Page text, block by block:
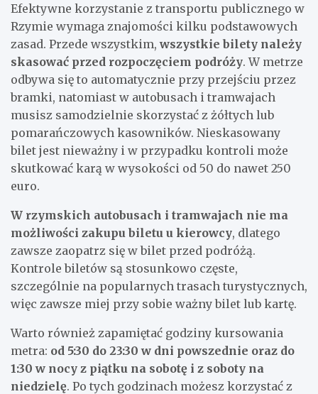
Efektywne korzystanie z transportu publicznego w
Rzymie wymaga znajomości kilku podstawowych
zasad. Przede wszystkim,wszystkie bilety należy
skasować przed rozpoczęciem podróży. W metrze
odbywa się to automatycznie przy przejściu przez
bramki, natomiast w autobusach i tramwajach
musisz samodzielnie skorzystać z żółtych lub
pomarańczowych kasowników. Nieskasowany
bilet jest nieważny i w przypadku kontroli może
skutkować karą w wysokości od 50 do nawet 250
euro.
W rzymskich autobusach i tramwajach nie ma
możliwości zakupu biletu u kierowcy, dlatego
zawsze zaopatrz się w bilet przed podróżą.
Kontrole biletów są stosunkowo częste,
szczególnie na popularnych trasach turystycznych,
więc zawsze miej przy sobie ważny bilet lub kartę.
Warto również zapamiętać godziny kursowania
metra: od 5:30 do 23:30 w dni powszednie oraz do
1:30 w nocy z piątku na sobotę i z soboty na
niedzielę. Po tych godzinach możesz korzystać z